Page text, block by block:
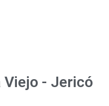
Viejo - Jericó